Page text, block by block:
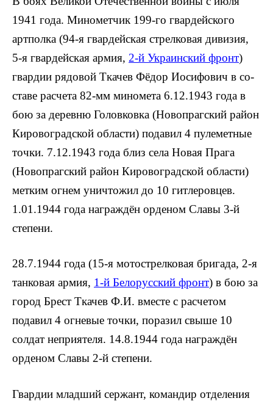
1941 года. Минометчик 199-го гвардейского
артпо­лка (94-я гвардейская стрелковая дивизия,
5-я гвардейская армия, 2-й Украинский фронт)
гвардии рядовой Ткачев Фёдор Иосифович в со­
ставе расчета 82-мм миномета 6.12.1943 года в
бою за деревню Головковка (Новопрагский район
Кировоградской области) подавил 4 пулеметные
точки. 7.12.1943 года близ села Но­вая Прага
(Новопрагский район Кировоградской области)
метким огнем уничто­жил до 10 гитлеровцев.
1.01.1944 года награждён орденом Славы 3-й
степени.
28.7.1944 года (15-я мотострелковая бригада, 2-я
танковая армия, 1-й Белорусский фронт) в бою за
город Брест Ткачев Ф.И. вместе с расчетом
подавил 4 огневые точки, поразил свыше 10
солдат неприятеля. 14.8.1944 года награждён
орденом Славы 2-й степени.
Гвардии младший сержант, командир отделения